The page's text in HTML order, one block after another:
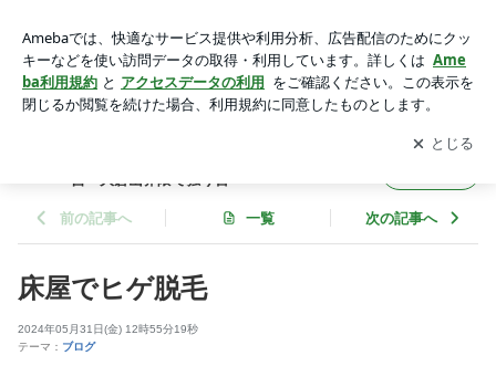
吉・大倉山界隈で独り言
アプリをダウンロードして ブログの更新通知
を受け取りまし
ょう。
開く
吉・大倉山界隈で独り言
前の記事へ 一覧 次の記事へ
床屋でヒゲ脱毛
2024年05月31日(金) 12時55分19秒
テーマ： ブログ